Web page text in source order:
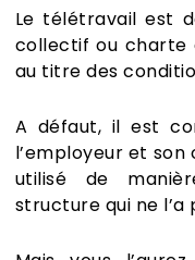
Le télétravail est
collectif ou charte
au titre des
A défaut, il est
l’employeur et
utilisé de
structure qui ne l’a